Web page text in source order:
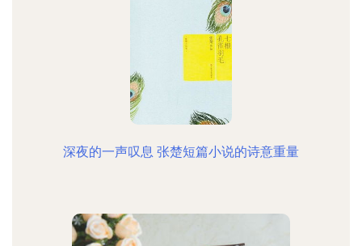
深夜的一声叹息 张楚短篇小说的诗意重量